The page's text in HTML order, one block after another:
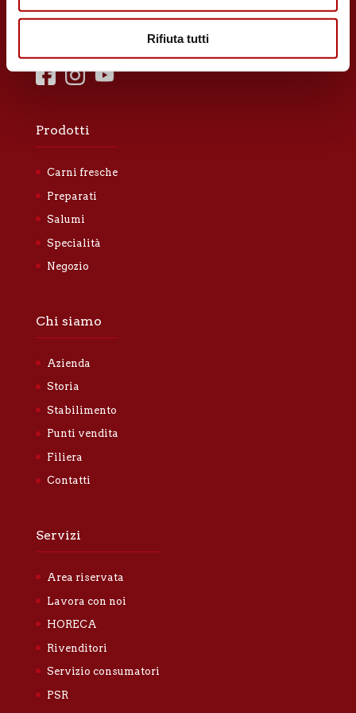
Rifiuta tutti
Seguici sui social!
Prodotti
Carni fresche
Preparati
Salumi
Specialità
Negozio
Chi siamo
Azienda
Storia
Stabilimento
Punti vendita
Filiera
Contatti
Servizi
Area riservata
Lavora con noi
HORECA
Rivenditori
Servizio consumatori
PSR